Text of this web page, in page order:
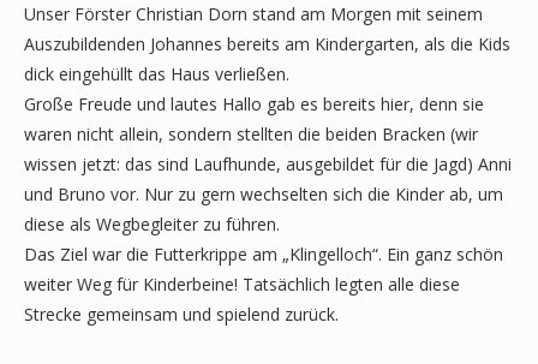
Unser Förster Christian Dorn stand am Morgen mit seinem
Auszubildenden Johannes bereits am Kindergarten, als die Kids
dick eingehüllt das Haus verließen.
Große Freude und lautes Hallo gab es bereits hier, denn sie
waren nicht allein, sondern stellten die beiden Bracken (wir
wissen jetzt: das sind Laufhunde, ausgebildet für die Jagd) Anni
und Bruno vor. Nur zu gern wechselten sich die Kinder ab, um
diese als Wegbegleiter zu führen.
Das Ziel war die Futterkrippe am „Klingelloch“. Ein ganz schön
weiter Weg für Kinderbeine! Tatsächlich legten alle diese
Strecke gemeinsam und spielend zurück.